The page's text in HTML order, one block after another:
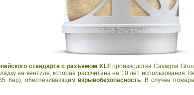
стандарта с разъемом KLFпроизводства Cavagna
на вентиле, которая рассчитана на 10 лет использования.
бар), обеспечивающим взрывобезопасность. В случае